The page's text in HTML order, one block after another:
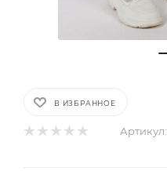
В ИЗБРАННОЕ
Артикул: